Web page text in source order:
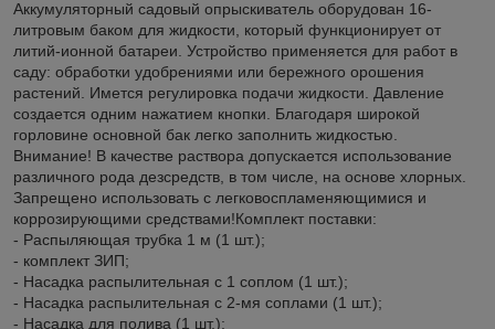
Аккумуляторный садовый опрыскиватель оборудован 16-
литровым баком для жидкости, который функционирует от
литий-ионной батареи. Устройство применяется для работ в
саду: обработки удобрениями или бережного орошения
растений. Имется регулировка подачи жидкости. Давление
создается одним нажатием кнопки. Благодаря широкой
горловине основной бак легко заполнить жидкостью.
Внимание! В качестве раствора допускается использование
различного рода дезсредств, в том числе, на основе хлорных.
Запрещено использовать с легковоспламеняющимися и
коррозирующими средствами!Комплект поставки:
- Распыляющая трубка 1 м (1 шт.);
- комплект ЗИП;
- Насадка распылительная с 1 соплом (1 шт.);
- Насадка распылительная с 2-мя соплами (1 шт.);
- Насадка для полива (1 шт.);